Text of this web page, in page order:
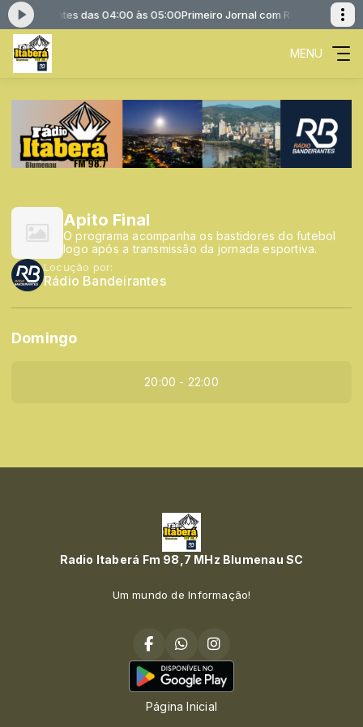
Bandeirantes das 04:00 às 05:00Primeiro Jornal com Rádio
MENU
Apito Final
O programa acompanha os bastidores do futebol
logo após a transmissão da jornada esportiva.
Locução por:
Rádio Bandeirantes
Domingo
20:00 - 22:00
Radio Itaberá Fm 98,7 MHz Blumenau SC
Um mundo de Informação!
Página Inicial